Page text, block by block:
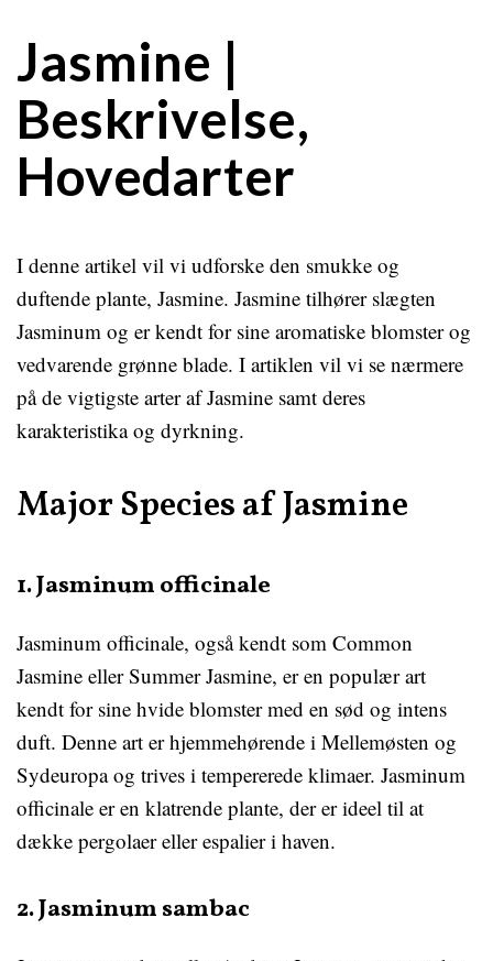
Jasmine |
Beskrivelse,
Hovedarter
I denne artikel vil vi udforske den smukke og
duftende plante, Jasmine. Jasmine tilhører slægten
Jasminum og er kendt for sine aromatiske blomster og
vedvarende grønne blade. I artiklen vil vi se nærmere
på de vigtigste arter af Jasmine samt deres
karakteristika og dyrkning.
Major Species af Jasmine
1. Jasminum officinale
Jasminum officinale, også kendt som Common
Jasmine eller Summer Jasmine, er en populær art
kendt for sine hvide blomster med en sød og intens
duft. Denne art er hjemmehørende i Mellemøsten og
Sydeuropa og trives i tempererede klimaer. Jasminum
officinale er en klatrende plante, der er ideel til at
dække pergolaer eller espalier i haven.
2. Jasminum sambac